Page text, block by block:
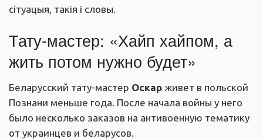
сітуацыя, такія і словы.
Тату-мастер: «Хайп хайпом, а
жить потом нужно будет»
Беларусский тату-мастер Оскар живет в польской
Познани меньше года. После начала войны у него
было несколько заказов на антивоенную тематику
от украинцев и беларусов.